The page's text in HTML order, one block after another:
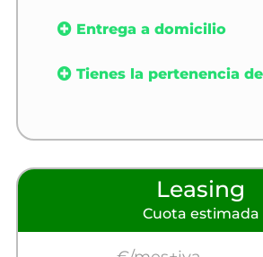
Entrega a domicilio
Tienes la pertenencia
Leasing
Cuota estimada